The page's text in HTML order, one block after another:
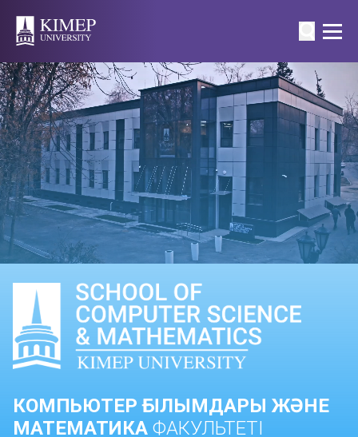
КОМПЬЮТЕР ҒЫЛЫМДАРЫ ЖӘНЕ
МАТЕМАТИКА ФАКУЛЬТЕТІ